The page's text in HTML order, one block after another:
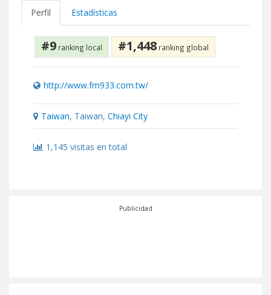
Perfil Estadísticas
#9 ranking local #1,448 ranking global
http://www.fm933.com.tw/
Taiwan, Taiwan, Chiayi City
1,145 visitas en total
Publicidad